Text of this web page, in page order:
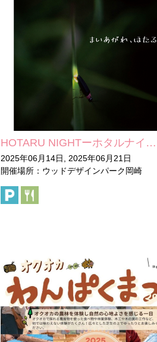
HOTARU NIGHTーホタルナイ…
2025年06月14日, 2025年06月21日
開催場所：ウッドデザインパーク岡崎